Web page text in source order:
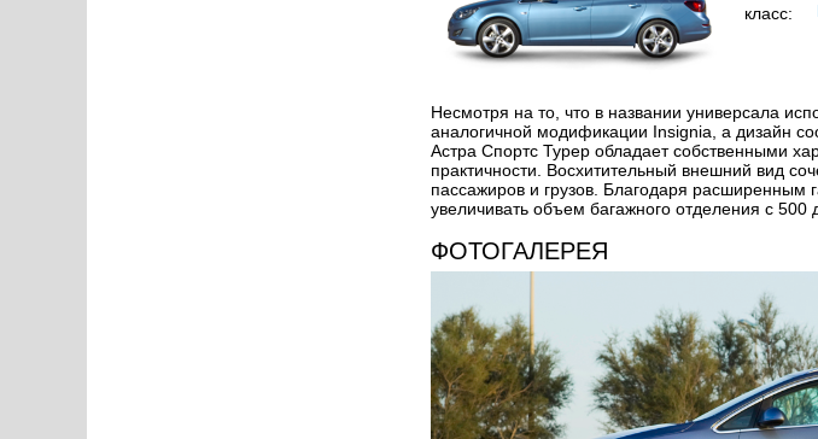
класс:
Несмотря на то, что в названии универсала
аналогичной модификации Insignia, а дизайн
Астра Спортс Турер обладает собственными
практичности. Восхитительный внешний вид
пассажиров и грузов. Благодаря
увеличивать объем багажного отделения с 500
ФОТОГАЛЕРЕЯ